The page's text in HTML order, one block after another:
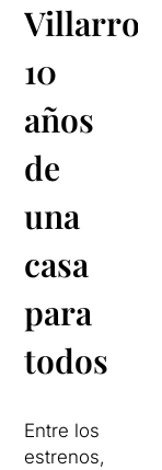
Villarroel:
10
años
de
una
casa
para
todos
Entre los
estrenos,